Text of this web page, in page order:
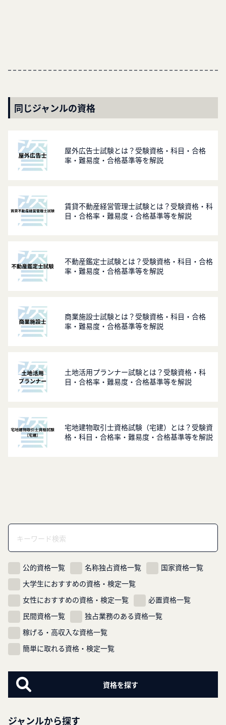
同じジャンルの資格
屋外広告士試験とは？受験資格・科目・合格
率・難易度・合格基準等を解説
賃貸不動産経営管理士試験とは？受験資格・科
目・合格率・難易度・合格基準等を解説
不動産鑑定士試験とは？受験資格・科目・合格
率・難易度・合格基準等を解説
商業施設士試験とは？受験資格・科目・合格
率・難易度・合格基準等を解説
土地活用プランナー試験とは？受験資格・科
目・合格率・難易度・合格基準等を解説
宅地建物取引士資格試験（宅建）とは？受験資
格・科目・合格率・難易度・合格基準等を解説
公的資格一覧 名称独占資格一覧
国家資格一覧
大学生におすすめの資格・検定一覧
女性におすすめの資格・検定一覧
必置資格一覧
民間資格一覧
独占業務のある資格一覧
稼げる・高収入な資格一覧
簡単に取れる資格・検定一覧
ジャンルから探す